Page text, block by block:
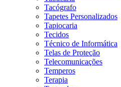
Tacógrafo
Tapetes Personalizados
Tapiocaria
Tecidos
Técnico de Informática
Telas de Proteção
Telecomunicações
Temperos
Terapia